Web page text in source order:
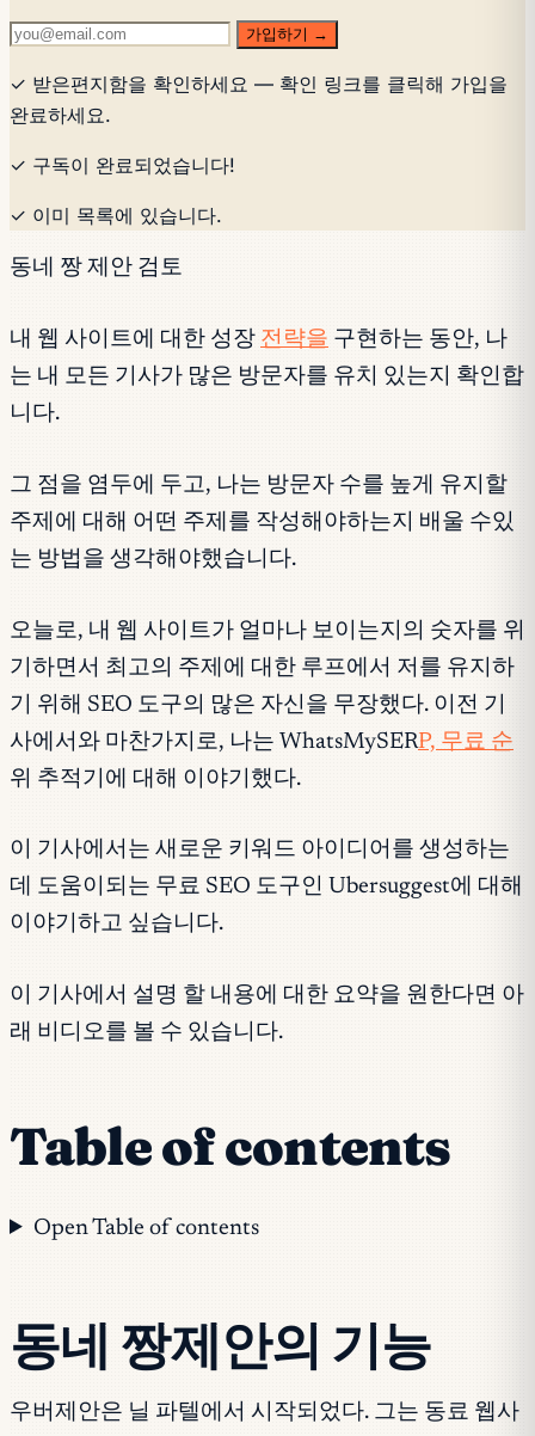
가입하기 →
✓ 받은편지함을 확인하세요 — 확인 링크를 클릭해 가입을
완료하세요.
✓ 구독이 완료되었습니다!
✓ 이미 목록에 있습니다.
동네 짱 제안 검토
내 웹 사이트에 대한 성장 전략을 구현하는 동안, 나
는 내 모든 기사가 많은 방문자를 유치 있는지 확인합
니다.
그 점을 염두에 두고, 나는 방문자 수를 높게 유지할
주제에 대해 어떤 주제를 작성해야하는지 배울 수있
는 방법을 생각해야했습니다.
오늘로, 내 웹 사이트가 얼마나 보이는지의 숫자를 위
기하면서 최고의 주제에 대한 루프에서 저를 유지하
기 위해 SEO 도구의 많은 자신을 무장했다. 이전 기
사에서와 마찬가지로, 나는 WhatsMySERP, 무료 순
위 추적기에 대해 이야기했다.
이 기사에서는 새로운 키워드 아이디어를 생성하는
데 도움이되는 무료 SEO 도구인 Ubersuggest에 대해
이야기하고 싶습니다.
이 기사에서 설명 할 내용에 대한 요약을 원한다면 아
래 비디오를 볼 수 있습니다.
Table of contents
Open Table of contents
동네 짱제안의 기능
우버제안은 닐 파텔에서 시작되었다. 그는 동료 웹사